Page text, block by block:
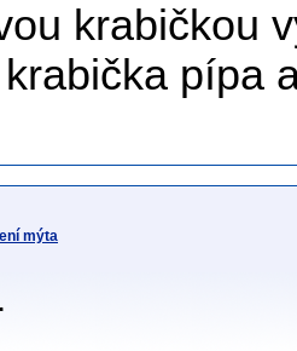
krabičkou
pípa
mýta